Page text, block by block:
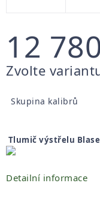
12
Měrná
Zvolte
Skupina kalibrů
Tlumič výstřelu
Detailní informace